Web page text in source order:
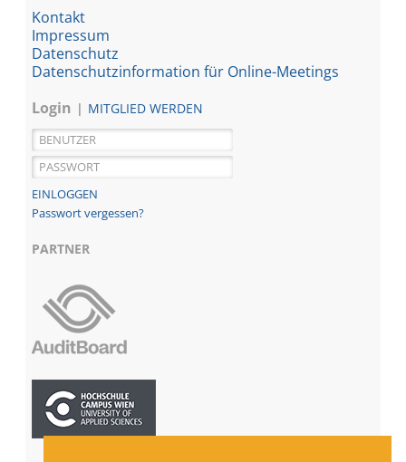
Kontakt
Impressum
Datenschutz
Datenschutzinformation für Online-Meetings
Login
MITGLIED WERDEN
Passwort vergessen?
PARTNER